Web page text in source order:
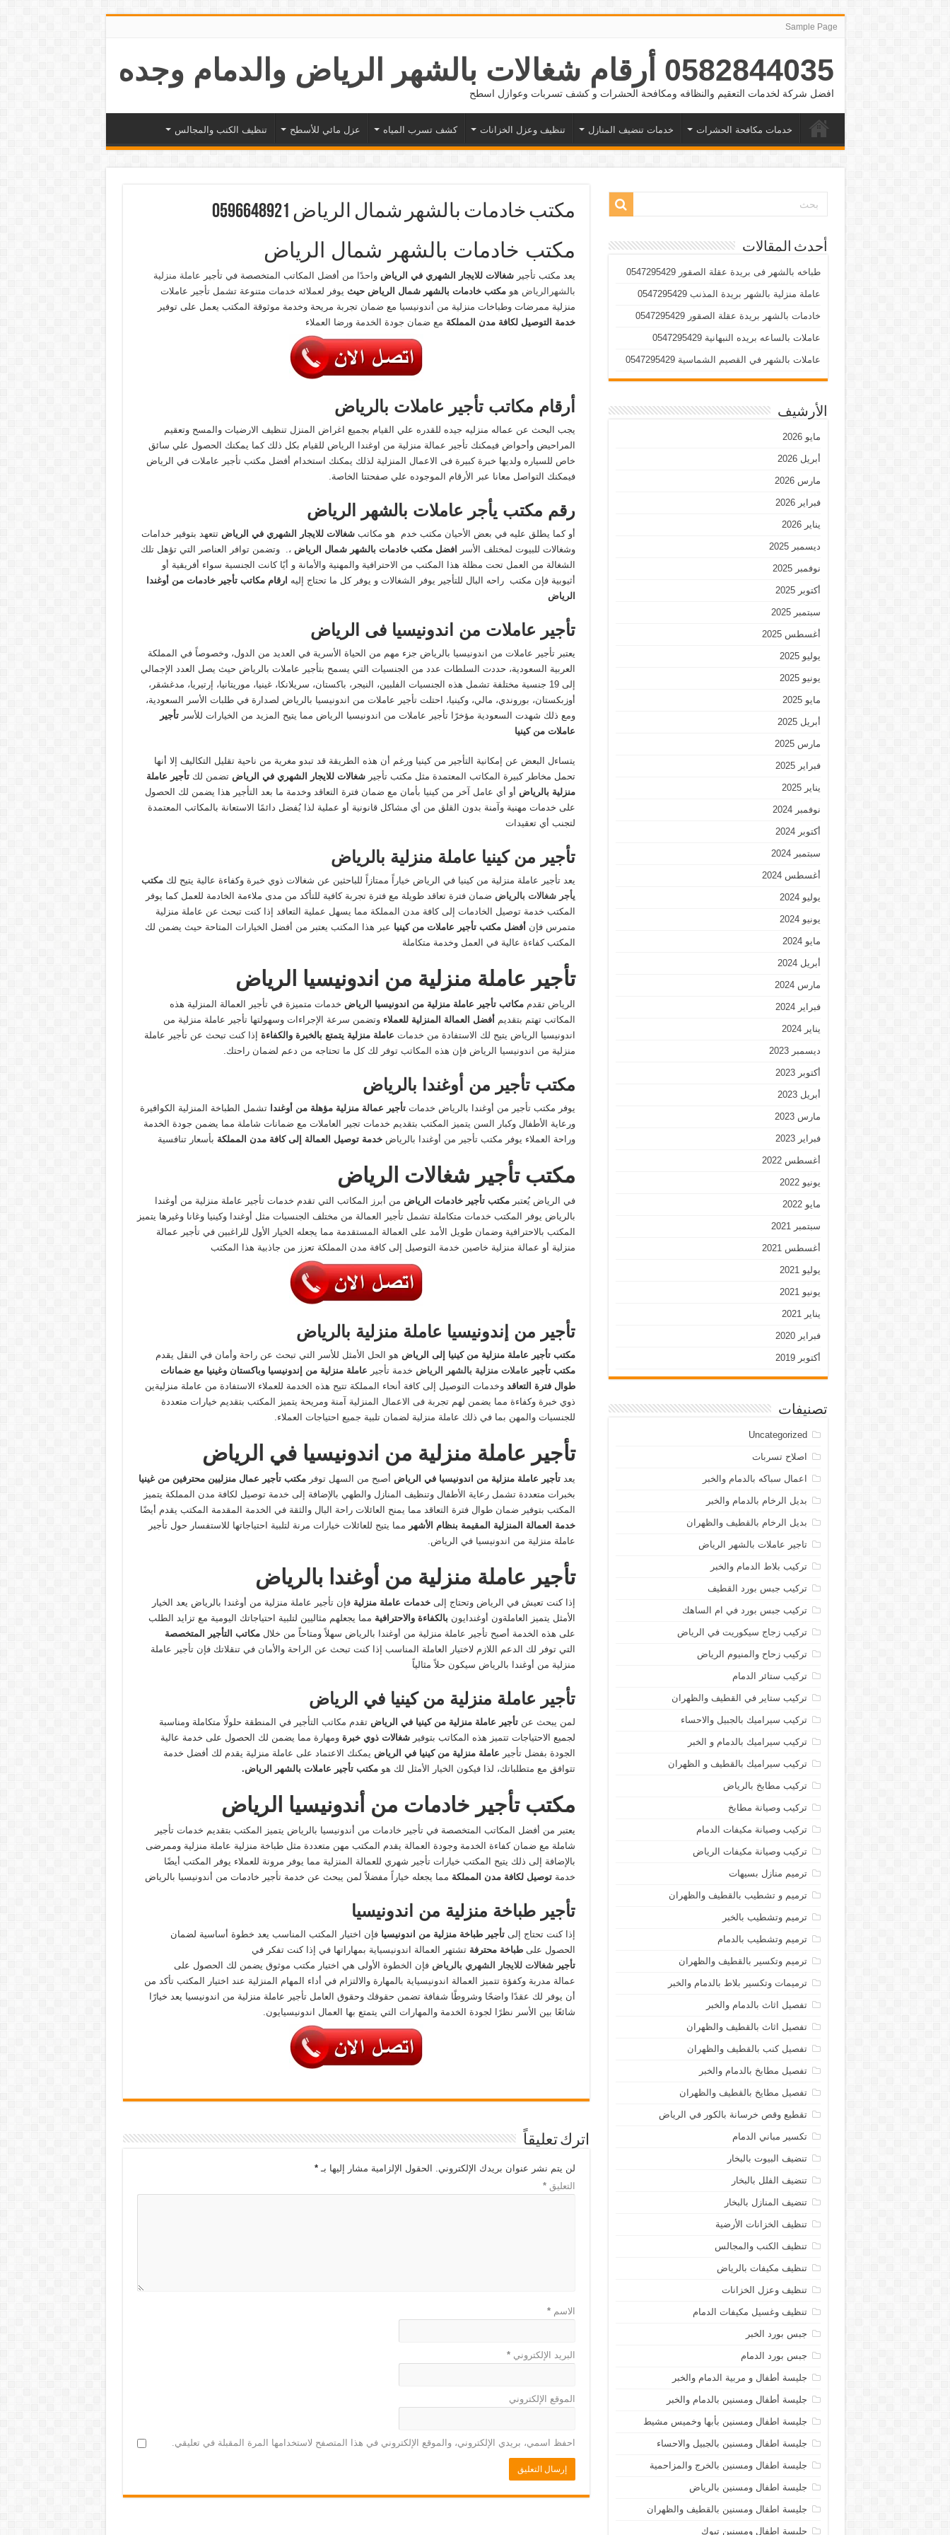
Sample Page
0582844035 أرقام شغالات بالشهر الرياض والدمام وجده
افضل شركة لخدمات التعقيم والنظافه ومكافحة الحشرات و كشف تسربات وعوازل اسطح
خدمات مكافحة الحشرات خدمات تنضيف المنازل تنظيف وعزل الخزانات كشف تسرب المياه عزل مائي للأسطح تنظيف الكنب والمجالس
مكتب خادمات بالشهر شمال الرياض 0596648921
مكتب خادمات بالشهر شمال الرياض
يعد مكتب تأجيرشغالات للايجار الشهري في الرياض واحدًا من أفضل المكاتب المتخصصة في تأجير عاملة منزلية
بالشهرالرياض هومكتب خادمات بالشهر شمال الرياض حيث يوفر لعملائه خدمات متنوعة تشمل تأجير عاملات
منزلية ممرضات وطباخات منزلية من أندونيسيا مع ضمان تجربة مريحة وخدمة موثوقة المكتب يعمل على توفير
خدمة التوصيل لكافة مدن المملكة مع ضمان جودة الخدمة ورضا العملاء
أرقام مكاتب تأجير عاملات بالرياض
يجب البحث عن عماله منزليه جيده للقدره علي القيام بجميع اغراض المنزل تنظيف الارضيات والمسح وتعقيم
المراحيض وأحواض فيمكنك تأجير عمالة منزلية من اوغندا الرياض للقيام بكل ذلك كما يمكنك الحصول علي سائق
خاص للسياره ولديها خبرة كبيرة فى الاعمال المنزلية لذلك يمكنك استخدام أفضل مكتب تأجير عاملات في الرياض
فيمكنك التواصل معانا عبر الأرقام الموجوده علي صفحتنا الخاصة.
رقم مكتب يأجر عاملات بالشهر الرياض
أو كما يطلق عليه في بعض الأحيان مكتب خدم هو مكاتبشغالات للايجار الشهري في الرياض تتعهد بتوفير خدامات
وشغالات للبيوت لمختلف الأسر
افضل مكتب خادمات بالشهر شمال الرياض ،. وتضمن توافر العناصر التي تؤهل تلك
الشغالة من العمل تحت مظلة هذا المكتب من الاحترافية والمهنية والأمانة و أيًا كانت الجنسية سواء أفريقية أو
أثيوبية فإن مكتب راحه البال للتأجير يوفر الشغالات و يوفر كل ما تحتاج إليه ارقام مكاتب تأجير خادمات من أوغندا
الرياض
تأجير عاملات من اندونيسيا فى الرياض
يعتبر تأجير عاملات من اندونيسيا بالرياض جزء مهم من الحياة الأسرية في العديد من الدول، وخصوصاً في المملكة
العربية السعودية، حددت السلطات عدد من الجنسيات التي يسمح بتأجير عاملات بالرياض حيث يصل العدد الإجمالي
إلى 19 جنسية مختلفة تشمل هذه الجنسيات الفلبين، النيجر، باكستان، سريلانكا، غينيا، موريتانيا، إرتيريا، مدغشقر،
أوزبكستان، بوروندي، مالي، وكينيا، احتلت تأجير عاملات من اندونيسيا بالرياض لصدارة في طلبات الأسر السعودية،
ومع ذلك شهدت السعودية مؤخرًا تأجير عاملات من اندونيسيا الرياض مما يتيح المزيد من الخيارات للأسر تأجير
عاملات من كينيا
يتساءل البعض عن إمكانية التأجير من كينيا ورغم أن هذه الطريقة قد تبدو مغرية من ناحية تقليل التكاليف إلا أنها
تحمل مخاطر كبيرة المكاتب المعتمدة مثل مكتب تأجيرشغالات للايجار الشهري في الرياض تضمن لكتأجير عاملة
منزلية بالرياض أو أي عامل آخر من كينيا بأمان مع ضمان فترة التعاقد وخدمة ما بعد التأجير هذا يضمن لك الحصول
على خدمات مهنية وآمنة بدون القلق من أي مشاكل قانونية أو عملية لذا يُفضل دائمًا الاستعانة بالمكاتب المعتمدة
لتجنب أي تعقيدات
تأجير من كينيا عاملة منزلية بالرياض
يعد تأجير عاملة منزلية من كينيا في الرياض خياراً ممتازاً للباحثين عن شغالات ذوي خبرة وكفاءة عالية يتيح لكمكتب
يأجر شغالات بالرياض ضمان فترة تعاقد طويلة مع فترة تجربة كافية للتأكد من مدى ملاءمة الخادمة للعمل كما يوفر
المكتب خدمة توصيل الخادمات إلى كافة مدن المملكة مما يسهل عملية التعاقد إذا كنت تبحث عن عاملة منزلية
متمرس فإن أفضل مكتب تأجير عاملات من كينيا عبر هذا المكتب يعتبر من أفضل الخيارات المتاحة حيث يضمن لك
المكتب كفاءة عالية في العمل وخدمة متكاملة
تأجير عاملة منزلية من اندونيسيا الرياض
الرياض تقدممكاتب تأجير عاملة منزلية من اندونيسيا الرياض خدمات متميزة في تأجير العمالة المنزلية هذه
المكاتب تهتم بتقديم أفضل العمالة المنزلية للعملاء وتضمن سرعة الإجراءات وسهولتها تأجير عاملة منزلية من
اندونيسيا الرياض يتيح لك الاستفادة من خدمات عاملة منزلية يتمتع بالخبرة والكفاءة إذا كنت تبحث عن تأجير عاملة
منزلية من اندونيسيا الرياض فإن هذه المكاتب توفر لك كل ما تحتاجه من دعم لضمان راحتك.
مكتب تأجير من أوغندا بالرياض
يوفر مكتب تأجير من أوغندا بالرياض خدماتتأجير عمالة منزلية مؤهلة من أوغندا تشمل الطباخة المنزلية الكوافيرة
ورعاية الأطفال وكبار السن يتميز المكتب بتقديم خدمات تجير العاملات مع ضمانات شاملة مما يضمن جودة الخدمة
وراحة العملاء يوفر مكتب تأجير من أوغندا بالرياضخدمة توصيل العمالة إلى كافة مدن المملكة بأسعار تنافسية
مكتب تأجير شغالات الرياض
في الرياض يُعتبرمكتب تأجير خادمات الرياض من أبرز المكاتب التي تقدم خدمات تأجير عاملة منزلية من أوغندا
بالرياض يوفر المكتب خدمات متكاملة تشمل تأجير العمالة من مختلف الجنسيات مثل أوغندا وكينيا وغانا وغيرها يتميز
المكتب بالاحترافية وضمان طويل الأمد على العمالة المستقدمة مما يجعله الخيار الأول للراغبين في تأجير عمالة
منزلية أو عمالة منزلية خاصين خدمة التوصيل إلى كافة مدن المملكة تعزز من جاذبية هذا المكتب
تأجير من إندونيسيا عاملة منزلية بالرياض
مكتب تأجير عاملة منزلية من كينيا إلى الرياض هو الحل الأمثل للأسر التي تبحث عن راحة وأمان في النقل يقدم
مكتب تأجير عاملات منزلية بالشهر الرياض خدمة تأجير عاملة منزلية من إندونيسيا وباكستان وغينيا مع ضمانات
طوال فترة التعاقدوخدمات التوصيل إلى كافة أنحاء المملكة تتيح هذه الخدمة للعملاء الاستفادة من عاملة منزليةين
ذوي خبرة وكفاءة مما يضمن لهم تجربة فى الاعمال المنزلية آمنة ومريحة يتميز المكتب بتقديم خيارات متعددة
للجنسيات والمهن بما في ذلك عاملة منزلية لضمان تلبية جميع احتياجات العملاء.
تأجير عاملة منزلية من اندونيسيا في الرياض
يعدتأجير عاملة منزلية من اندونيسيا في الرياض أصبح من السهل توفرمكتب تأجير عمال منزليين محترفين من غينيا
بخبرات متعددة تشمل رعاية الأطفال وتنظيف المنازل والطهي بالإضافة إلى خدمة توصيل لكافة مدن المملكة يتميز
المكتب بتوفير ضمان طوال فترة التعاقد مما يمنح العائلات راحة البال والثقة في الخدمة المقدمة المكتب يقدم أيضًا
خدمة العمالة المنزلية المقيمة بنظام الأشهر مما يتيح للعائلات خيارات مرنة لتلبية احتياجاتها للاستفسار حول تأجير
عاملة منزلية من اندونيسيا في الرياض.
تأجير عاملة منزلية من أوغندا بالرياض
إذا كنت تعيش في الرياض وتحتاج إلىخدمات عاملة منزلية فإن تأجير عاملة منزلية من أوغندا بالرياض يعد الخيار
الأمثل يتميز العاملةون أوغندايون بالكفاءة والاحترافية مما يجعلهم مثاليين لتلبية احتياجاتك اليومية مع تزايد الطلب
على هذه الخدمة أصبح تأجير عاملة منزلية من أوغندا بالرياض سهلاً ومتاحاً من خلالمكاتب التأجير المتخصصة
التي توفر لك الدعم اللازم لاختيار العاملة المناسب إذا كنت تبحث عن الراحة والأمان في تنقلاتك فإن تأجير عاملة
منزلية من أوغندا بالرياض سيكون حلاً مثالياً
تأجير عاملة منزلية من كينيا في الرياض
لمن يبحث عنتأجير عاملة منزلية من كينيا في الرياض تقدم مكاتب التأجير في المنطقة حلولًا متكاملة ومناسبة
لجميع الاحتياجات تتميز هذه المكاتب بتوفيرشغالات ذوي خبرة ومهارة مما يضمن لك الحصول على خدمة عالية
الجودة بفضل تأجير عاملة منزلية من كينيا في الرياض يمكنك الاعتماد على عاملة منزلية يقدم لك أفضل خدمة
تتوافق مع متطلباتك، لذا فيكون الخيار الأمثل لك هومكتب تأجير عاملات بالشهر الرياض.
مكتب تأجير خادمات من أندونيسيا الرياض
يعتبر من أفضل المكاتب المتخصصة في تأجير خادمات من أندونيسيا بالرياض يتميز المكتب بتقديم خدمات تأجير
شاملة مع ضمان كفاءة الخدمة وجودة العمالة يقدم المكتب مهن متعددة مثل طباخة منزلية عاملة منزلية وممرضى
بالإضافة إلى ذلك يتيح المكتب خيارات تأجير شهري للعمالة المنزلية مما يوفر مرونة للعملاء يوفر المكتب أيضًا
خدمةتوصيل لكافة مدن المملكة مما يجعله خياراً مفضلاً لمن يبحث عن خدمة تأجير خادمات من أندونيسيا بالرياض
تأجير طباخة منزلية من اندونيسيا
إذا كنت تحتاج إلىتأجير طباخة منزلية من اندونيسيا فإن اختيار المكتب المناسب يعد خطوة أساسية لضمان
الحصول علىطباخة محترفة تشتهر العمالة اندونيسياية بمهاراتها في إذا كنت تفكر في
تأجيرشغالات للايجار الشهري بالرياض فإن الخطوة الأولى هي اختيار مكتب موثوق يضمن لك الحصول على
عمالة مدربة وكفؤة تتميز العمالة اندونيسياية بالمهارة والالتزام في أداء المهام المنزلية عند اختيار المكتب تأكد من
أن يوفر لك عقدًا واضحًا وشروطًا شفافة تضمن حقوقك وحقوق العامل تأجير عاملة منزلية من اندونيسيا يعد خيارًا
شائعًا بين الأسر نظرًا لجودة الخدمة والمهارات التي يتمتع بها العمال اندونيسيايون.
اترك تعليقاً
لن يتم نشر عنوان بريدك الإلكتروني. الحقول الإلزامية مشار إليها بـ*
التعليق*
الاسم*
البريد الإلكتروني*
الموقع الإلكتروني
احفظ اسمي، بريدي الإلكتروني، والموقع الإلكتروني في هذا المتصفح لاستخدامها المرة المقبلة في تعليقي.
أحدث المقالات
طباخه بالشهر فى بريدة عقلة الصقور 0547295429
عاملة منزلية بالشهر بريدة المذنب 0547295429
خادمات بالشهر بريدة عقلة الصقور 0547295429
عاملات بالساعه بريده النبهانية 0547295429
عاملات بالشهر في القصيم الشماسية 0547295429
الأرشيف
مايو 2026
أبريل 2026
مارس 2026
فبراير 2026
يناير 2026
ديسمبر 2025
نوفمبر 2025
أكتوبر 2025
سبتمبر 2025
أغسطس 2025
يوليو 2025
يونيو 2025
مايو 2025
أبريل 2025
مارس 2025
فبراير 2025
يناير 2025
نوفمبر 2024
أكتوبر 2024
سبتمبر 2024
أغسطس 2024
يوليو 2024
يونيو 2024
مايو 2024
أبريل 2024
مارس 2024
فبراير 2024
يناير 2024
ديسمبر 2023
أكتوبر 2023
أبريل 2023
مارس 2023
فبراير 2023
أغسطس 2022
يونيو 2022
مايو 2022
سبتمبر 2021
أغسطس 2021
يوليو 2021
يونيو 2021
يناير 2021
فبراير 2020
أكتوبر 2019
تصنيفات
Uncategorized
اصلاح تسربات
اعمال سباكه بالدمام والخبر
بديل الرخام بالدمام والخبر
بديل الرخام بالقطيف والظهران
تاجير عاملات بالشهر الرياض
تركيب بلاط الدمام والخبر
تركيب جبس بورد القطيف
تركيب جبس بورد في ام الساهك
تركيب زجاج سيكوريت في الرياض
تركيب زحاح والمنيوم الرياض
تركيب ستائر الدمام
تركيب ستاير في القطيف والظهران
تركيب سيراميك بالجبيل والاحساء
تركيب سيراميك بالدمام و الخبر
تركيب سيراميك بالقطيف و الظهران
تركيب مطابخ بالرياض
تركيب وصيانة مطابخ
تركيب وصيانة مكيفات الدمام
تركيب وصيانة مكيفات الرياض
ترميم منازل بسيهات
ترميم و تشطيب بالقطيف والظهران
ترميم وتشطيب بالخبر
ترميم وتشطيب بالدمام
ترميم وتكسير بالقطيف والظهران
ترميمات وتكسير بلاط بالدمام والخبر
تفصيل اثاث بالدمام والخبر
تفصيل اثاث بالقطيف والظهران
تفصيل كنب بالقطيف والظهران
تفصيل مطابخ بالدمام والخبر
تفصيل مطايخ بالقطيف والظهران
تقطيع وقص خرسانة بالكور في الرياض
تكسير مباني الدمام
تنضيف البيوت بالبخار
تنضيف الفلل بالبخار
تنضيف المنازل بالبخار
تنظيف الخزانات الأرضية
تنظيف الكنب والمجالس
تنظيف مكيفات بالرياض
تنظيف وعزل الخزانات
تنظيف وغسيل مكيفات الدمام
جبس بورد الخبر
جبس بورد الدمام
جليسة أطفال و مربية الدمام والخبر
جليسة أطفال ومسنين بالدمام والخبر
جليسة اطفال ومسنين بأبها وخميس مشيط
جليسة اطفال ومسنين بالجبيل والاحساء
جليسة اطفال ومسنين بالخرج والمزاحمية
جليسة اطفال ومسنين بالرياض
جليسة اطفال ومسنين بالقطيف والظهران
جليسة اطفال ومسنين تبوك